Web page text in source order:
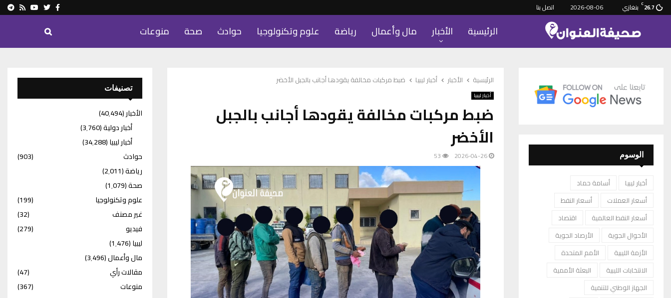
26.7
C بنغازي 2026-08-06 اتصل بنا Facebook
Twitter
Youtube
Rss
الرئيسية الأخبار مال وأعمال رياضة علوم وتكنولوجيا حوادث صحة منوعات
الرئيسية الأخبار أخبار ليبيا ضبط مركبات مخالفة يقودها أجانب بالجبل الأخضر
أخبار ليبيا
ضبط مركبات مخالفة يقودها أجانب بالجبل
الأخضر
2026-04-26
53 الوسوم
أخبار ليبيا
أسامة حماد
أسعار العملات
أسعار النفط
أسعار النفط العالمية
اقتصاد
الأحوال الجوية
الأرصاد الجوية
الأزمة الليبية
الأمم المتحدة
الانتخابات الليبية
البعثة الأممية
الجهاز الوطني للتنمية
تصنيفات
الأخبار(40٬494)
أخبار دولية(3٬760)
أخبار ليبيا(34٬288)
حوادث
(903)
رياضة(2٬011)
صحة(1٬079)
علوم وتكنولوجيا
(199)
غير مصنف
(32)
فيديو
(279)
ليبيا(1٬476)
مال وأعمال(3٬496)
مقالات رأي
(47)
منوعات
(367)